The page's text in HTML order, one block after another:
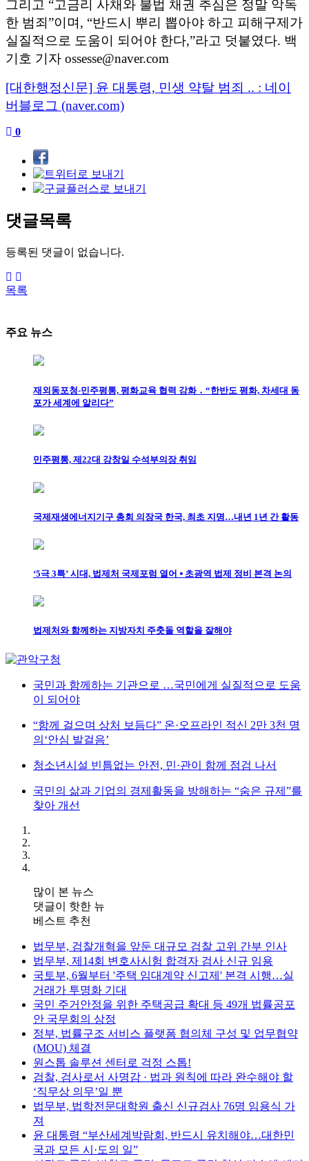
그리고 “고금리 사채와 불법 채권 추심은 정말 악독
한 범죄”이며, “반드시 뿌리 뽑아야 하고 피해구제가
실질적으로 도움이 되어야 한다,”라고 덧붙였다. 백
기호 기자 ossesse@naver.com
[대한행정신문] 윤 대통령, 민생 약탈 범죄 .. : 네이
버블로그 (naver.com)
0
댓글목록
등록된 댓글이 없습니다.
목록
주요 뉴스
재외동포청-민주평통, 평화교육 협력 강화 ․ “한반도 평화, 차세대 동
포가 세계에 알리다”
민주평통, 제22대 강창일 수석부의장 취임
국제재생에너지기구 총회 의장국 한국, 최초 지명…내년 1년 간 활동
‘5극 3특’ 시대, 법제처 국제포럼 열어 ⦁ 초광역 법제 정비 본격 논의
법제처와 함께하는 지방자치 주춧돌 역할을 잘해야
국민과 함께하는 기관으로 …국민에게 실질적으로 도움
이 되어야
“함께 걸으며 상처 보듬다” 온·오프라인 적신 2만 3천 명
의‘안심 발걸음’
청소년시설 빈틈없는 안전, 민·관이 함께 점검 나서
국민의 삶과 기업의 경제활동을 방해하는 “숨은 규제”를
찾아 개선
많이 본 뉴스
댓글이 핫한 뉴
베스트 추천
법무부, 검찰개혁을 앞둔 대규모 검찰 고위 간부 인사
법무부, 제14회 변호사시험 합격자 검사 신규 임용
국토부, 6월부터 '주택 임대계약 신고제' 본격 시행…실
거래가 투명화 기대
국민 주거안정을 위한 주택공급 확대 등 49개 법률공포
안 국무회의 상정
정부, 법률구조 서비스 플랫폼 협의체 구성 및 업무협약
(MOU) 체결
원스톱 솔루션 센터로 걱정 스톱!
검찰, 검사로서 사명감 · 법과 원칙에 따라 완수해야 할
‘직무상 의무’일 뿐
법무부, 법학전문대학원 출신 신규검사 76명 임용식 가
져
윤 대통령 “부산세계박람회, 반드시 유치해야…대한민
국과 모든 시·도의 일”